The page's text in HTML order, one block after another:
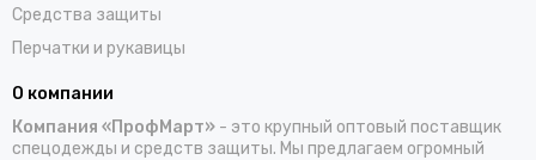
Средства защиты
Перчатки и рукавицы
О компании
Компания «ПрофМарт» - это крупный оптовый поставщик
спецодежды и средств защиты. Мы предлагаем огромный